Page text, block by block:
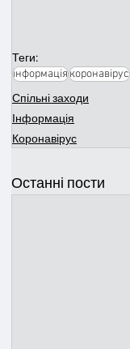
Теги:
інформаціякоронавірус
Спільні заходи
Інформація
Коронавірус
Останні пости